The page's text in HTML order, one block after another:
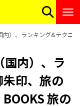
）、ランキング&テクニ
内）、ラ
印、旅の
旅の